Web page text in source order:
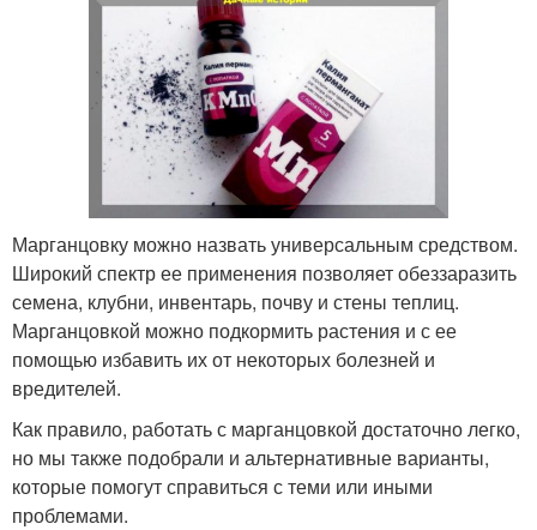
Марганцовка от
долгоносика
Марганцовку можно назвать универсальным средством.
Широкий спектр ее применения позволяет обеззаразить
семена, клубни, инвентарь, почву и стены теплиц.
Марганцовкой можно подкормить растения и с ее
помощью избавить их от некоторых болезней и
вредителей.
Как правило, работать с марганцовкой достаточно легко,
но мы также подобрали и альтернативные варианты,
которые помогут справиться с теми или иными
проблемами.